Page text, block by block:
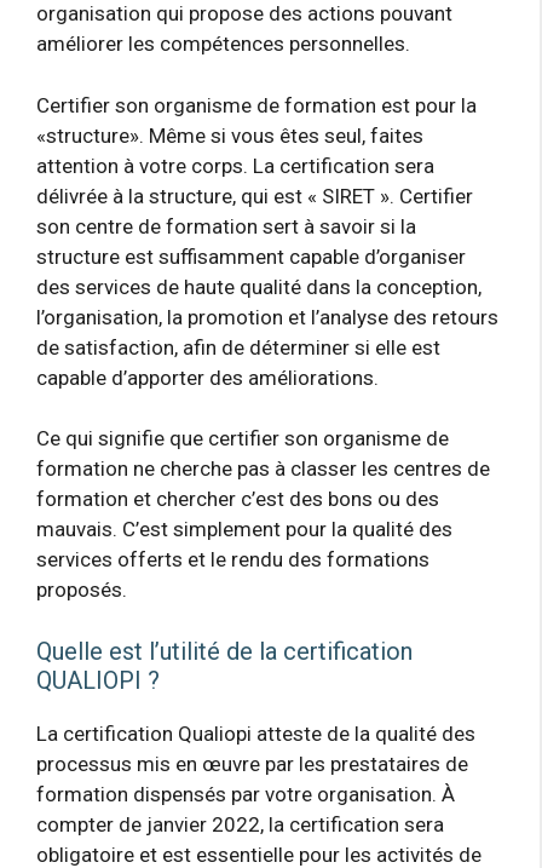
organisation qui propose des actions pouvant
améliorer les compétences personnelles.
Certifier son organisme de formation est pour la
«structure». Même si vous êtes seul, faites
attention à votre corps. La certification sera
délivrée à la structure, qui est « SIRET ». Certifier
son centre de formation sert à savoir si la
structure est suffisamment capable d’organiser
des services de haute qualité dans la conception,
l’organisation, la promotion et l’analyse des retours
de satisfaction, afin de déterminer si elle est
capable d’apporter des améliorations.
Ce qui signifie que certifier son organisme de
formation ne cherche pas à classer les centres de
formation et chercher c’est des bons ou des
mauvais. C’est simplement pour la qualité des
services offerts et le rendu des formations
proposés.
Quelle est l’utilité de la certification
QUALIOPI ?
La certification Qualiopi atteste de la qualité des
processus mis en œuvre par les prestataires de
formation dispensés par votre organisation. À
compter de janvier 2022, la certification sera
obligatoire et est essentielle pour les activités de